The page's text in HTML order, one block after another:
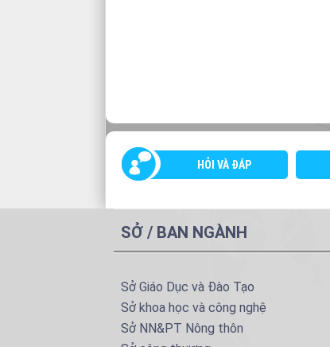
HỎI VÀ ĐÁP
SỞ / BAN NGÀNH
Sở Giáo Dục và Đào Tạo
Sở khoa học và công nghệ
Sở NN&PT Nông thôn